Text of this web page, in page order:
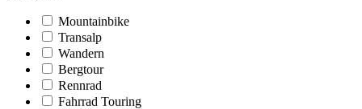
Mountainbike
Transalp
Wandern
Bergtour
Rennrad
Fahrrad Touring